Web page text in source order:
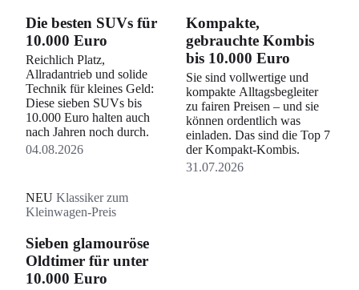
Die besten SUVs für
10.000 Euro
Reichlich Platz,
Allradantrieb und solide
Technik für kleines Geld:
Diese sieben SUVs bis
10.000 Euro halten auch
nach Jahren noch durch.
04.08.2026
Kompakte,
gebrauchte Kombis
bis 10.000 Euro
Sie sind vollwertige und
kompakte Alltagsbegleiter
zu fairen Preisen – und sie
können ordentlich was
einladen. Das sind die Top 7
der Kompakt-Kombis.
31.07.2026
NEU Klassiker zum
Kleinwagen-Preis
Sieben glamouröse
Oldtimer für unter
10.000 Euro